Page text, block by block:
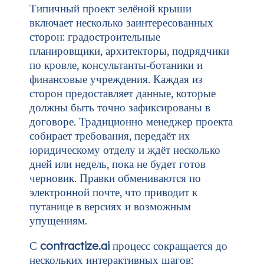
Типичный проект зелёной крыши
включает несколько заинтересованных
сторон: градостроительные
планировщики, архитекторы, подрядчики
по кровле, консультанты‑ботаники и
финансовые учреждения. Каждая из
сторон предоставляет данные, которые
должны быть точно зафиксированы в
договоре. Традиционно менеджер проекта
собирает требования, передаёт их
юридическому отделу и ждёт несколько
дней или недель, пока не будет готов
черновик. Правки обмениваются по
электронной почте, что приводит к
путанице в версиях и возможным
упущениям.
С contractize.ai процесс сокращается до
нескольких интерактивных шагов: